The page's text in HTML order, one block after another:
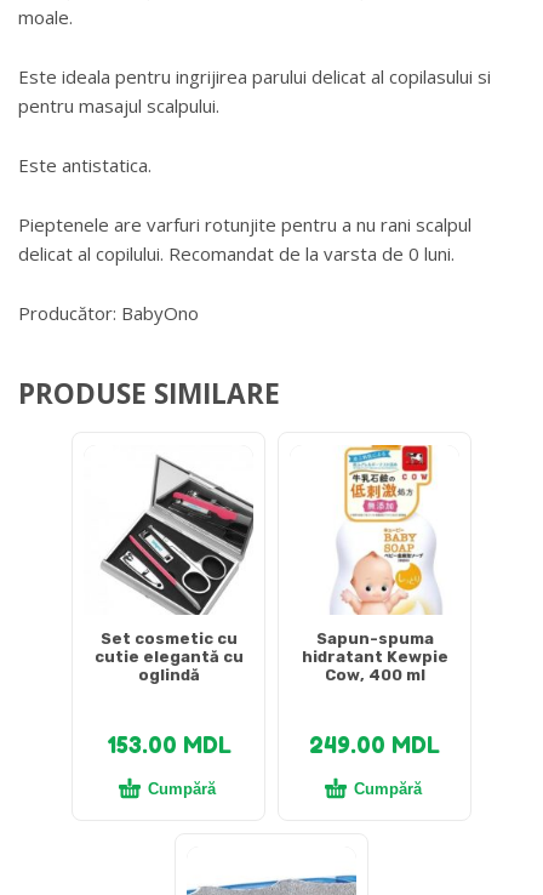
moale.
Este ideala pentru ingrijirea parului delicat al copilasului si
pentru masajul scalpului.
Este antistatica.
Pieptenele are varfuri rotunjite pentru a nu rani scalpul
delicat al copilului. Recomandat de la varsta de 0 luni.
Producător: BabyOno
PRODUSE SIMILARE
Set cosmetic cu
cutie elegantă cu
oglindă
153.00 MDL
Cumpără
Sapun-spuma
hidratant Kewpie
Cow, 400 ml
249.00 MDL
Cumpără